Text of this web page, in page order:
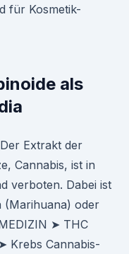
für Kosmetik-
als
Extrakt der
Cannabis, ist in
verboten. Dabei ist
(Marihuana) oder
➤ THC
Krebs Cannabis-